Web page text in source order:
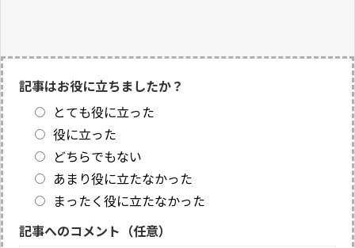
記事はお役に立ちましたか？
とても役に立った
役に立った
どちらでもない
あまり役に立たなかった
まったく役に立たなかった
記事へのコメント（任意）